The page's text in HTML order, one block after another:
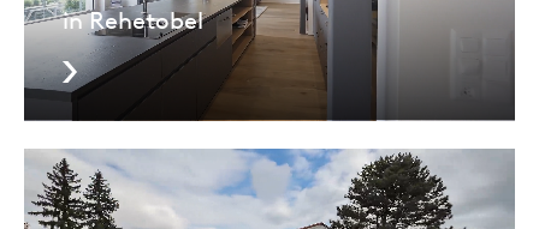
in Rehetobel